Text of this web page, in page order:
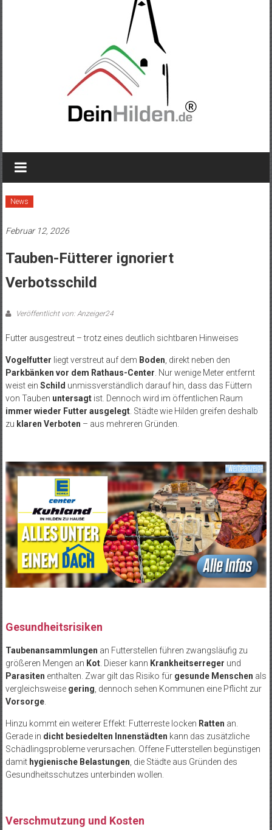
News
Februar 12, 2026
Tauben-Fütterer ignoriert
Verbotsschild
Veröffentlicht von: Anzeiger24
Futter ausgestreut – trotz eines deutlich sichtbaren Hinweises
Vogelfutter liegt verstreut auf dem Boden , direkt neben den
Parkbänken vor dem Rathaus-Center . Nur wenige Meter entfernt
weist ein Schild unmissverständlich darauf hin, dass das Füttern
von Tauben untersagtist. Dennoch wird im öffentlichen Raum
immer wieder Futter ausgelegt. Städte wie Hilden greifen deshalb
zu klaren Verboten – aus mehreren Gründen.
Gesundheitsrisiken
Taubenansammlungen an Futterstellen führen zwangsläufig zu
größeren Mengen an Kot. Dieser kann Krankheitserreger und
Parasiten enthalten. Zwar gilt das Risiko für gesunde Menschen als
vergleichsweise gering, dennoch sehen Kommunen eine Pflicht zur
Vorsorge.
Hinzu kommt ein weiterer Effekt: Futterreste locken Ratten an.
Gerade in dicht besiedelten Innenstädten kann das zusätzliche
Schädlingsprobleme verursachen. Offene Futterstellen begünstigen
damit hygienische Belastungen, die Städte aus Gründen des
Gesundheitsschutzes unterbinden wollen.
Verschmutzung und Kosten